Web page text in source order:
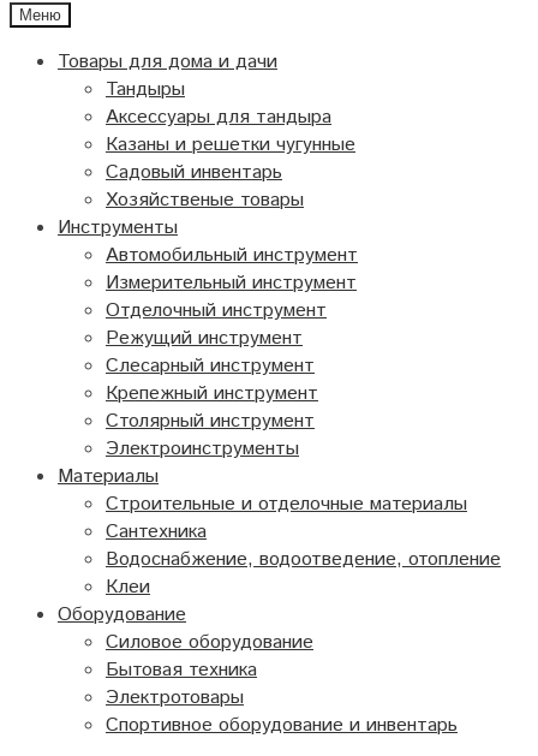
Меню
Товары для дома и дачи
Тандыры
Аксессуары для тандыра
Казаны и решетки чугунные
Садовый инвентарь
Хозяйственые товары
Инструменты
Автомобильный инструмент
Измерительный инструмент
Отделочный инструмент
Режущий инструмент
Слесарный инструмент
Крепежный инструмент
Столярный инструмент
Электроинструменты
Материалы
Строительные и отделочные материалы
Сантехника
Водоснабжение, водоотведение, отопление
Клеи
Оборудование
Силовое оборудование
Бытовая техника
Электротовары
Спортивное оборудование и инвентарь